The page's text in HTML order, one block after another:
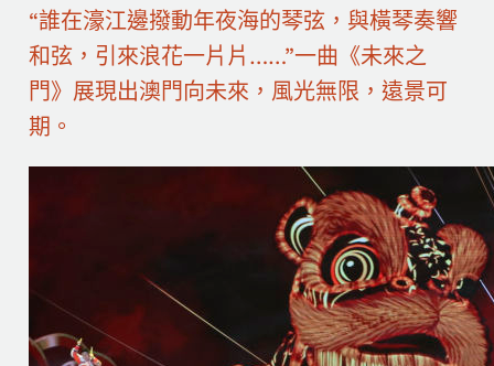
“誰在濠江邊撥動年夜海的琴弦，與橫琴奏響
和弦，引來浪花一片片……”一曲《未來之
門》展現出澳門向未來，風光無限，遠景可
期。